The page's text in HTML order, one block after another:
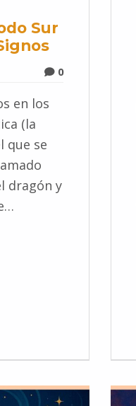
Sur
0
en los
(la
que se
dragón y